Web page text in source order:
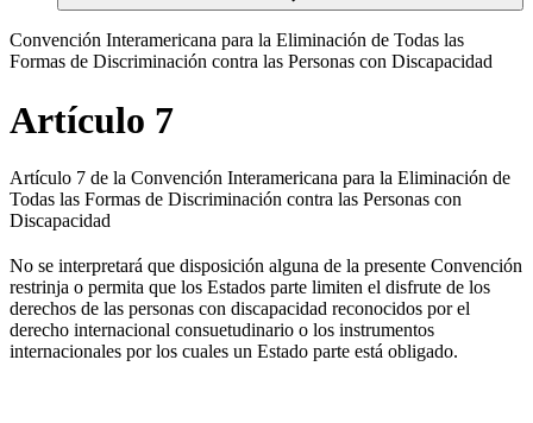
Convención Interamericana para la Eliminación de Todas las
Formas de Discriminación contra las Personas con Discapacidad
Artículo 7
Artículo 7 de la Convención Interamericana para la Eliminación de
Todas las Formas de Discriminación contra las Personas con
Discapacidad
No se interpretará que disposición alguna de la presente Convención
restrinja o permita que los Estados parte limiten el disfrute de los
derechos de las personas con discapacidad reconocidos por el
derecho internacional consuetudinario o los instrumentos
internacionales por los cuales un Estado parte está obligado.